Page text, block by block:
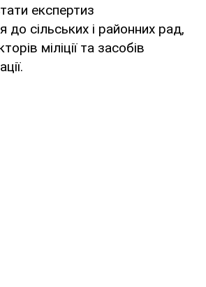
експертиз
до сільських і районних рад,
міліції та засобів